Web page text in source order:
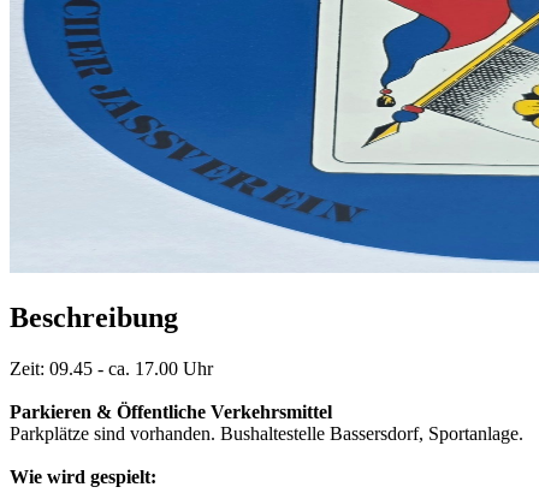
Beschreibung
Zeit: 09.45 - ca. 17.00 Uhr
Parkieren & Öffentliche Verkehrsmittel
Parkplätze sind vorhanden. Bushaltestelle Bassersdorf, Sportanlage.
Wie wird gespielt: